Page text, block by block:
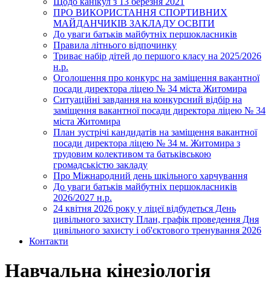
ПРО ВИКОРИСТАННЯ СПОРТИВНИХ
МАЙДАНЧИКІВ ЗАКЛАДУ ОСВІТИ
До уваги батьків майбутніх першокласників
Правила літнього відпочинку
Триває набір дітей до першого класу на 2025/2026
н.р.
Оголошення про конкурс на заміщення вакантної
посади директора ліцею № 34 міста Житомира
Ситуаційні завдання на конкурсний відбір на
заміщення вакантної посади директора ліцею № 34
міста Житомира
План зустрічі кандидатів на заміщення вакантної
посади директора ліцею № 34 м. Житомира з
трудовим колективом та батьківською
громадськістю закладу
Про Міжнародний день шкільного харчування
До уваги батьків майбутніх першокласників
2026/2027 н.р.
24 квітня 2026 року у ліцеї відбудеться День
цивільного захисту План, графік проведення Дня
цивільного захисту і об'єктового тренування 2026
Контакти
Навчальна кінезіологія